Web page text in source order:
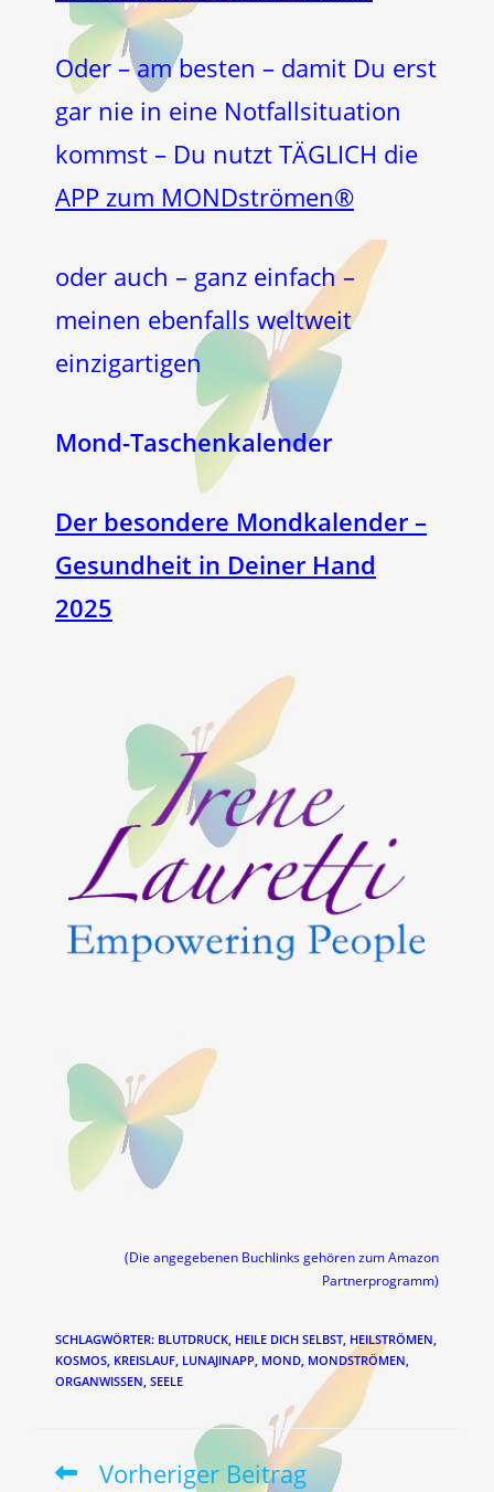
Oder – am besten – damit Du erst
gar nie in eine Notfallsituation
kommst – Du nutzt TÄGLICH die
APP zum MONDströmen®
oder auch – ganz einfach –
meinen ebenfalls weltweit
einzigartigen
Mond-Taschenkalender
Der besondere Mondkalender –
Gesundheit in Deiner Hand
2025
(Die angegebenen Buchlinks gehören zum Amazon
Partnerprogramm)
SCHLAGWÖRTER: BLUTDRUCK, HEILE DICH SELBST, HEILSTRÖMEN,
KOSMOS, KREISLAUF, LUNAJINAPP, MOND, MONDSTRÖMEN,
ORGANWISSEN, SEELE
WeitereVorheriger Beitrag